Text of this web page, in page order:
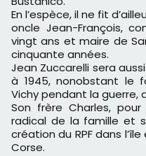
En l’espèce, il ne fit
oncle Jean-François,
vingt ans et maire de
cinquante années.
Jean Zuccarelli sera
à 1945, nonobstant le
Vichy pendant la guerre,
Son frère Charles,
radical de la famille et
création du RPF dans
Corse.